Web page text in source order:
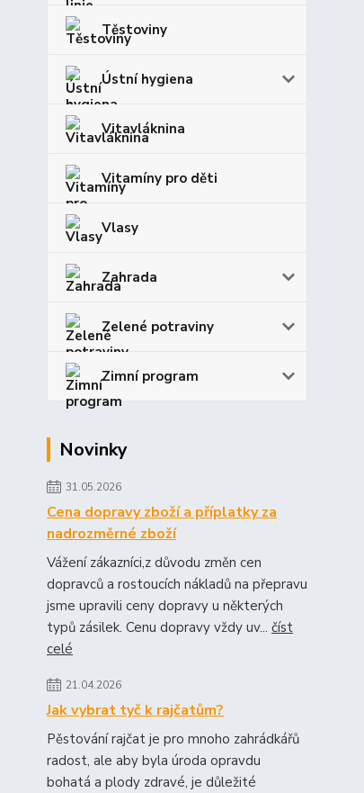
Těstoviny
Ústní hygiena
Vitavláknina
Vitamíny pro děti
Vlasy
Zahrada
Zelené potraviny
Zimní program
Novinky
31.05.2026
Cena dopravy zboží a příplatky za
nadrozměrné zboží
Vážení zákazníci,z důvodu změn cen
dopravců a rostoucích nákladů na přepravu
jsme upravili ceny dopravy u některých
typů zásilek. Cenu dopravy vždy uv... číst
celé
21.04.2026
Jak vybrat tyč k rajčatům?
Pěstování rajčat je pro mnoho zahrádkářů
radost, ale aby byla úroda opravdu
bohatá a plody zdravé, je důležité